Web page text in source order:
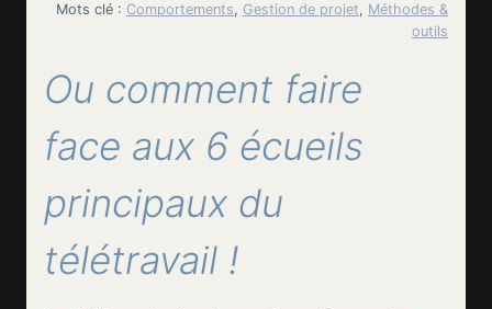
Mots clé : Comportements, Gestion de projet, Méthodes &
outils
Ou comment faire
face aux 6 écueils
principaux du
télétravail !